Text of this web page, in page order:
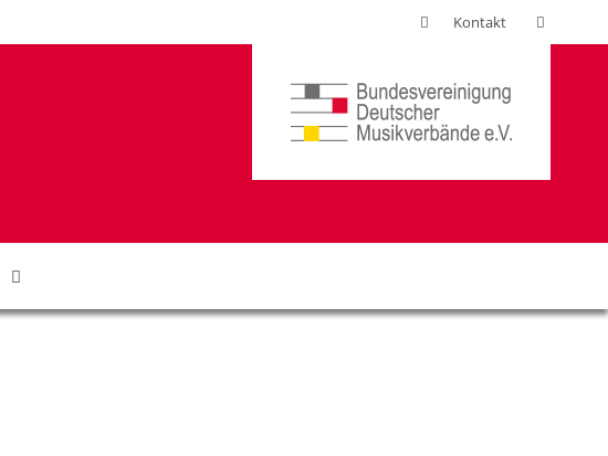
Kontakt